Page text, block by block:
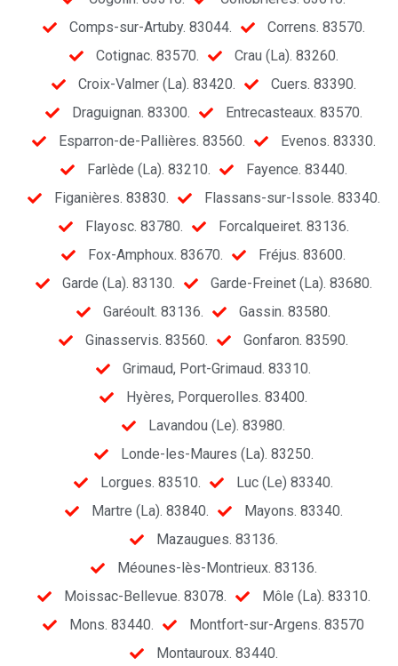
Comps-sur-Artuby. 83044.
Correns. 83570.
Cotignac. 83570.
Crau (La). 83260.
Croix-Valmer (La). 83420.
Cuers. 83390.
Draguignan. 83300.
Entrecasteaux. 83570.
Esparron-de-Pallières. 83560.
Evenos. 83330.
Farlède (La). 83210.
Fayence. 83440.
Figanières. 83830.
Flassans-sur-Issole. 83340.
Flayosc. 83780.
Forcalqueiret. 83136.
Fox-Amphoux. 83670.
Fréjus. 83600.
Garde (La). 83130.
Garde-Freinet (La). 83680.
Garéoult. 83136.
Gassin. 83580.
Ginasservis. 83560.
Gonfaron. 83590.
Grimaud, Port-Grimaud. 83310.
Hyères, Porquerolles. 83400.
Lavandou (Le). 83980.
Londe-les-Maures (La). 83250.
Lorgues. 83510.
Luc (Le) 83340.
Martre (La). 83840.
Mayons. 83340.
Mazaugues. 83136.
Méounes-lès-Montrieux. 83136.
Moissac-Bellevue. 83078.
Môle (La). 83310.
Mons. 83440.
Montfort-sur-Argens. 83570
Montauroux. 83440.